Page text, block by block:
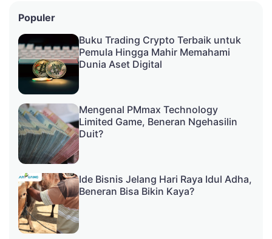
Populer
Buku Trading Crypto Terbaik untuk
Pemula Hingga Mahir Memahami
Dunia Aset Digital
Mengenal PMmax Technology
Limited Game, Beneran Ngehasilin
Duit?
Ide Bisnis Jelang Hari Raya Idul Adha,
Beneran Bisa Bikin Kaya?